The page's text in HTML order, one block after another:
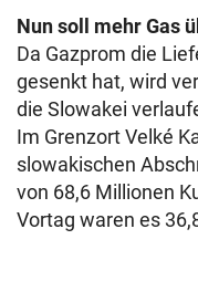
Nun soll mehr Gas
Da Gazprom die
gesenkt hat, wird
die Slowakei
Im Grenzort Velké
slowakischen
von 68,6 Millionen
Vortag waren es